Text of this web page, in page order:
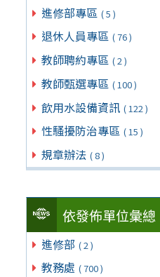
進修部專區 ( 5 )
退休人員專區 ( 76 )
教師聘約專區 ( 2 )
教師甄選專區 ( 100 )
飲用水設備資訊 ( 122 )
性騷擾防治專區 ( 15 )
規章辦法 ( 8 )
依發佈單位彙總
進修部 ( 2 )
教務處 ( 700 )